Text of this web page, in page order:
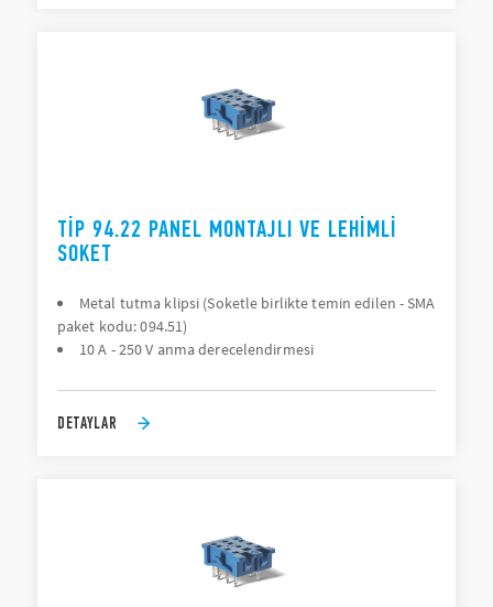
TIP 94.22 PANEL MONTAJLI VE LEHIMLI
SOKET
Metal tutma klipsi (Soketle birlikte temin edilen - SMA
paket kodu: 094.51)
10 A - 250 V anma derecelendirmesi
DETAYLAR